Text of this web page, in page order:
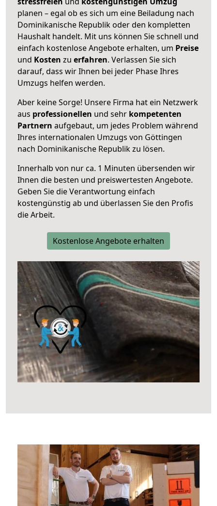
planen – egal ob es sich um eine Beiladung nach
Dominikanische Republik oder den kompletten
Haushalt handelt. Mit uns können Sie schnell und
einfach kostenlose Angebote erhalten, um Preise
und Kosten zu erfahren. Verlassen Sie sich
darauf, dass wir Ihnen bei jeder Phase Ihres
Umzugs helfen werden.
Aber keine Sorge! Unsere Firma hat ein Netzwerk
aus professionellen und sehr kompetenten
Partnern aufgebaut, um jedes Problem während
Ihres internationalen Umzugs von Göttingen
nach Dominikanische Republik zu lösen.
Innerhalb von nur ca. 1 Minuten übersenden wir
Ihnen die besten und preiswertesten Angebote.
Geben Sie die Verantwortung einfach
kostengünstig ab und überlassen Sie den Profis
die Arbeit.
Kostenlose Angebote erhalten